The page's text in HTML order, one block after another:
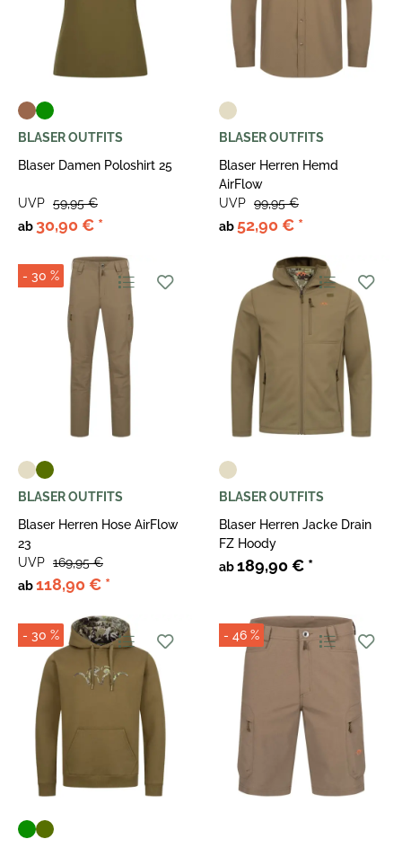
BLASER OUTFITS
Blaser Damen Poloshirt 25
ab 30,90 € *
UVP 59,95 €
BLASER OUTFITS
Blaser Herren Hemd
AirFlow
ab 52,90 € *
UVP 99,95 €
- 30 %
BLASER OUTFITS
Blaser Herren Hose AirFlow
23
ab118,90 € *
UVP 169,95 €
BLASER OUTFITS
Blaser Herren Jacke Drain
FZ Hoody
ab189,90 € *
- 30 % - 46 %